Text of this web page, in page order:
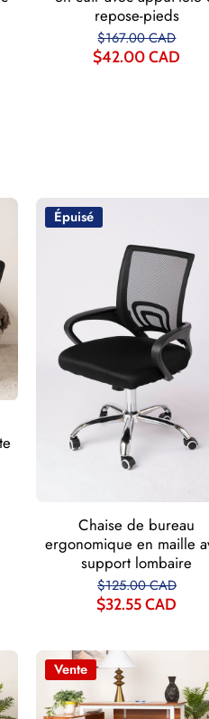
repose-pieds
$167.00 CAD
$42.00 CAD
Épuisé
Chaise de bureau
ergonomique en maille
support lombaire
$125.00 CAD
$32.55 CAD
Vente